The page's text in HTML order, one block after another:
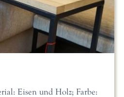
Eisen und Holz; Farbe: